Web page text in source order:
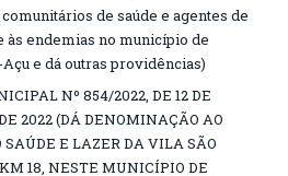
de saúde e agentes de
às endemias no município de
e dá outras providências)
Nº 854/2022, DE 12 DE
2022 (DÁ DENOMINAÇÃO AO
SAÚDE E LAZER DA VILA SÃO
18, NESTE MUNICÍPIO DE